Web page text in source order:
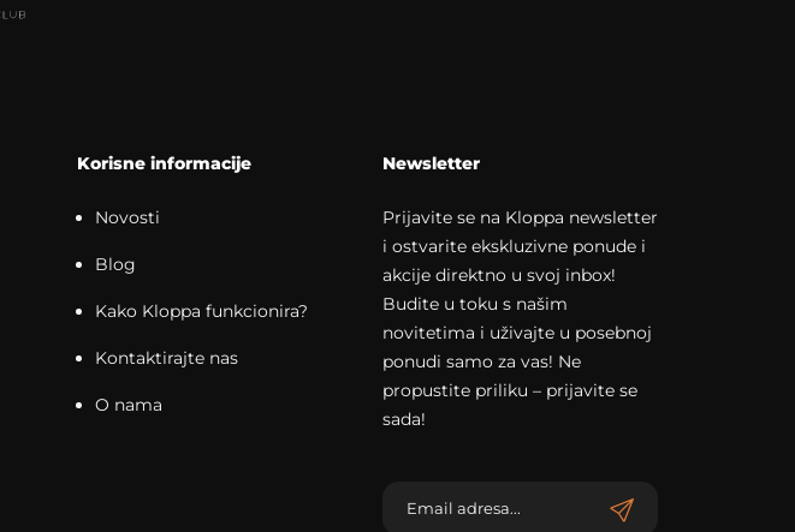
Korisne informacije
Novosti
Blog
Kako Kloppa funkcionira?
Kontaktirajte nas
O nama
Newsletter
Prijavite se na Kloppa newsletter
i ostvarite ekskluzivne ponude i
akcije direktno u svoj inbox!
Budite u toku s našim
novitetima i uživajte u posebnoj
ponudi samo za vas! Ne
propustite priliku – prijavite se
sada!